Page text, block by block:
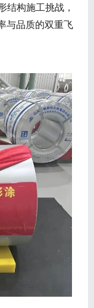
结构施工挑战，
与品质的双重飞